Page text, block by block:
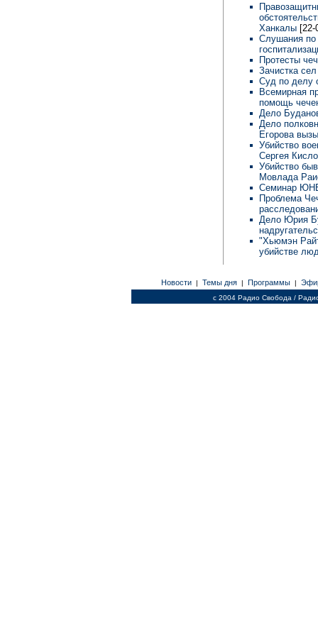
Ханкалы [22-
Слушания по
Протесты
Зачистка
Суд по делу
Всемирная
помощь
Дело
Дело
Егорова
Убийство
Сергея
Убийство
Мовлада
Семинар
Проблема
Дело Юрия
"Хьюмэн
убийстве
Новости | Темы дня | Программы |
c 2004 Радио Свобода /